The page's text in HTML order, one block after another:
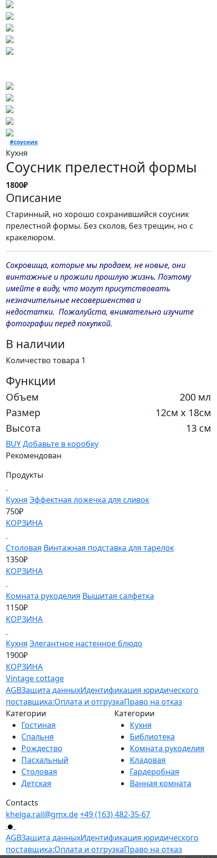
#соусник
Кухня
Cоусник прелестной формы
1800₽
Описание
Старинный, но хорошо сохранившийся соусник
прелестной формы. Без сколов, без трещин, но с
кракелюром.
Сокровища, которые мы продаем, не новые, они
винтажные и прожили прошлую жизнь. Поэтому
имейте в виду, что могут присутствовать
незначительные несовершенства и
недостатки. Пожалуйста, внимательно изучите
фотографии перед покупкой.
В наличии
Количество товара 1
Функции
Объем
200 мл
Размер
12см х 18см
Высота
13 см
BUYДобавьте в коробку
Рекомендован
Продукты
Кухня Эффектная ложечка для сливок
750₽
КОРЗИНА
Столовая Винтажная подставка для тарелок
1350₽
КОРЗИНА
Комната рукоделия Вышитая салфетка
1150₽
КОРЗИНА
Кухня Элегантное настенное блюдо
1900₽
КОРЗИНА
Vintage cottage
AGBЗащита данныхИдентификация юридического
поставщика:Оплата и отгрузкаПраво на отказ
Категории
Гостиная
Спальня
Рождество
Пасхальный
Столовая
Детская
Категории
Кухня
Библиотека
Комната рукоделия
Кладовая
Гардеробная
Ванная комната
Contacts
khelga.rail@gmx.dе+49 (163) 482-35-67
AGBЗащита данныхИдентификация юридического
поставщика:Оплата и отгрузкаПраво на отказ